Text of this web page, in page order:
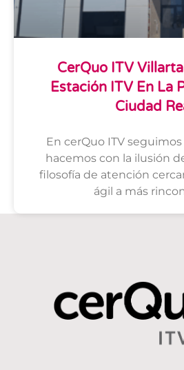
CerQuo ITV
Estación ITV En La
Ciudad
En cerQuo ITV
hacemos con la ilusión
filosofía de atención
ágil a más